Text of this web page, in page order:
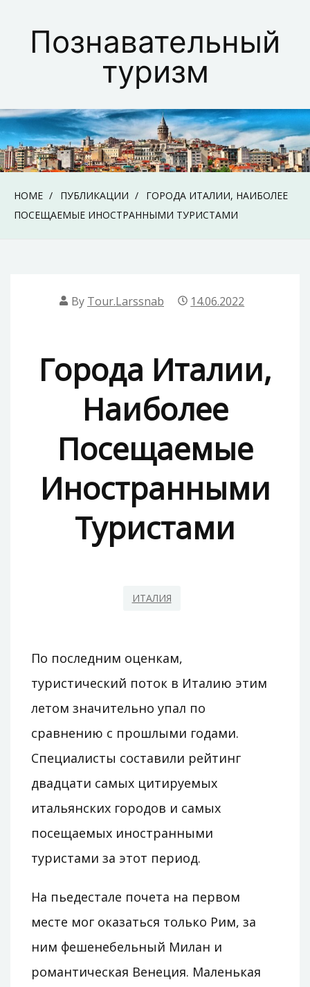
Познавательный
туризм
HOME ПУБЛИКАЦИИ
ГОРОДА ИТАЛИИ, НАИБОЛЕЕ
ПОСЕЩАЕМЫЕ ИНОСТРАННЫМИ ТУРИСТАМИ
By Tour.larssnab 14.06.2022
Города Италии,
Наиболее
Посещаемые
Иностранными
Туристами
ИТАЛИЯ
По последним оценкам,
туристический поток в Италию этим
летом значительно упал по
сравнению с прошлыми годами.
Специалисты составили рейтинг
двадцати самых цитируемых
итальянских городов и самых
посещаемых иностранными
туристами за этот период.
На пьедестале почета на первом
месте мог оказаться только Рим, за
ним фешенебельный Милан и
романтическая Венеция. Маленькая